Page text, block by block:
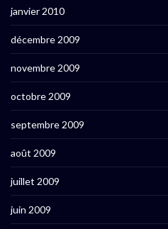
janvier 2010
décembre 2009
novembre 2009
octobre 2009
septembre 2009
août 2009
juillet 2009
juin 2009